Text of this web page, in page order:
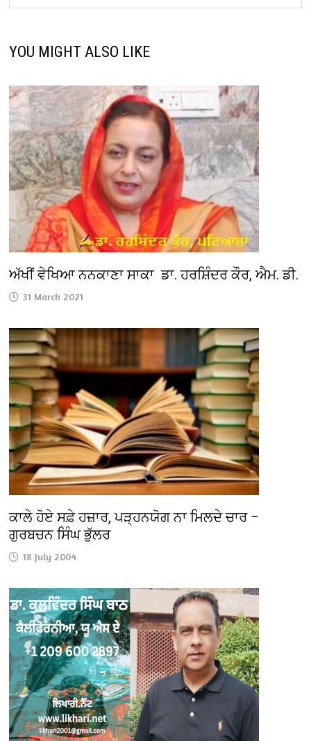
YOU MIGHT ALSO LIKE
ਅੱਖੀਂ ਵੇਖਿਆ ਨਨਕਾਣਾ ਸਾਕਾ ਡਾ. ਹਰਸ਼ਿੰਦਰ ਕੌਰ, ਐਮ. ਡੀ.
31 March 2021
ਕਾਲੇ ਹੋਏ ਸਫ਼ੇ ਹਜ਼ਾਰ, ਪੜ੍ਹਨਯੋਗ ਨਾ ਮਿਲਦੇ ਚਾਰ –
ਗੁਰਬਚਨ ਸਿੰਘ ਭੁੱਲਰ
18 July 2004